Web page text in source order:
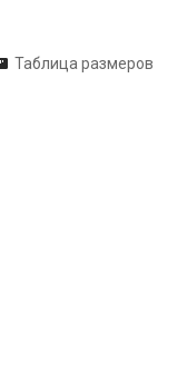
Таблица размеров